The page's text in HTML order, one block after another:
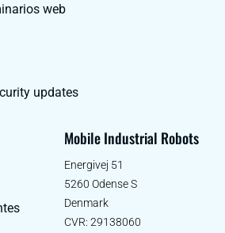
web
updates
Mobile Industrial Robots
Energivej 51
5260 Odense S
Denmark
CVR: 29138060